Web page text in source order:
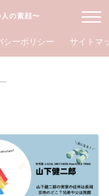
の素顔〜
シーポリシー サイトマ